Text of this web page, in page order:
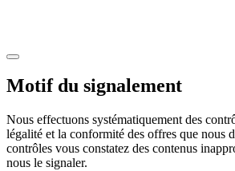
Motif du signalement
Nous effectuons systématiquement des
légalité et la conformité des offres que nous
contrôles vous constatez des contenus
nous le signaler.